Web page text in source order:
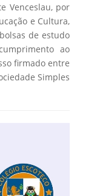
Venceslau, por
e Cultura,
de estudo
ao
firmado entre
Simples